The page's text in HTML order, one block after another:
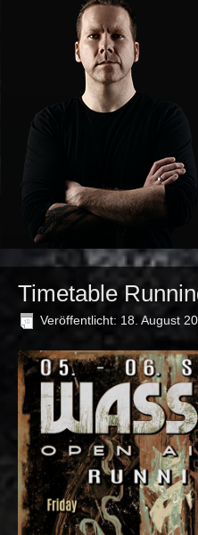
Timetable
Veröffentlicht: 18. August